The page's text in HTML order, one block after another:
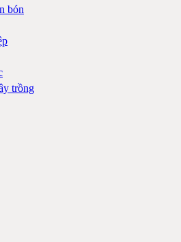
bón
trồng